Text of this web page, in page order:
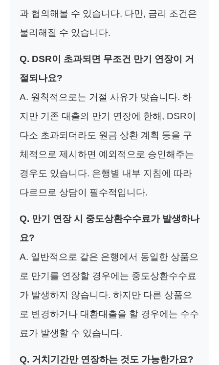
과 협의해볼 수 있습니다. 다만, 금리 조건은
불리해질 수 있습니다.
Q. DSR이 초과되면 무조건 만기 연장이 거
절되나요?
A. 원칙적으로는 거절 사유가 맞습니다. 하
지만 기존 대출의 만기 연장에 한해, DSR이
다소 초과되더라도 원금 상환 계획 등을 구
체적으로 제시하면 예외적으로 승인해주는
경우도 있습니다. 은행별 내부 지침에 따라
다르므로 상담이 필수적입니다.
Q. 만기 연장 시 중도상환수수료가 발생하나
요?
A. 일반적으로 같은 은행에서 동일한 상품으
로 만기를 연장할 경우에는 중도상환수수료
가 발생하지 않습니다. 하지만 다른 상품으
로 변경하거나 대환대출을 할 경우에는 수수
료가 발생할 수 있습니다.
Q. 거치기간만 연장하는 것도 가능한가요?